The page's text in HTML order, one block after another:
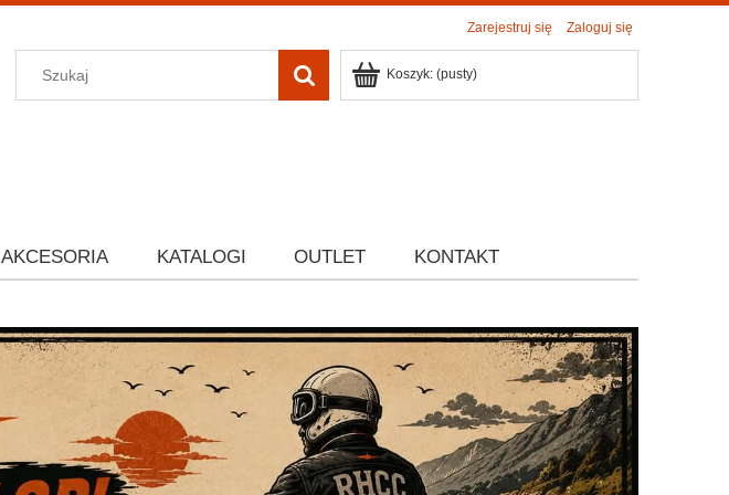
Zarejestruj się Zaloguj się
Koszyk: (pusty)
AKCESORIA KATALOGI OUTLET KONTAKT